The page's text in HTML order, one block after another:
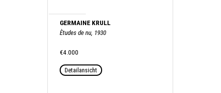
GERMAINE KRULL
Ètudes de nu, 1930
€4.000
Detailansicht